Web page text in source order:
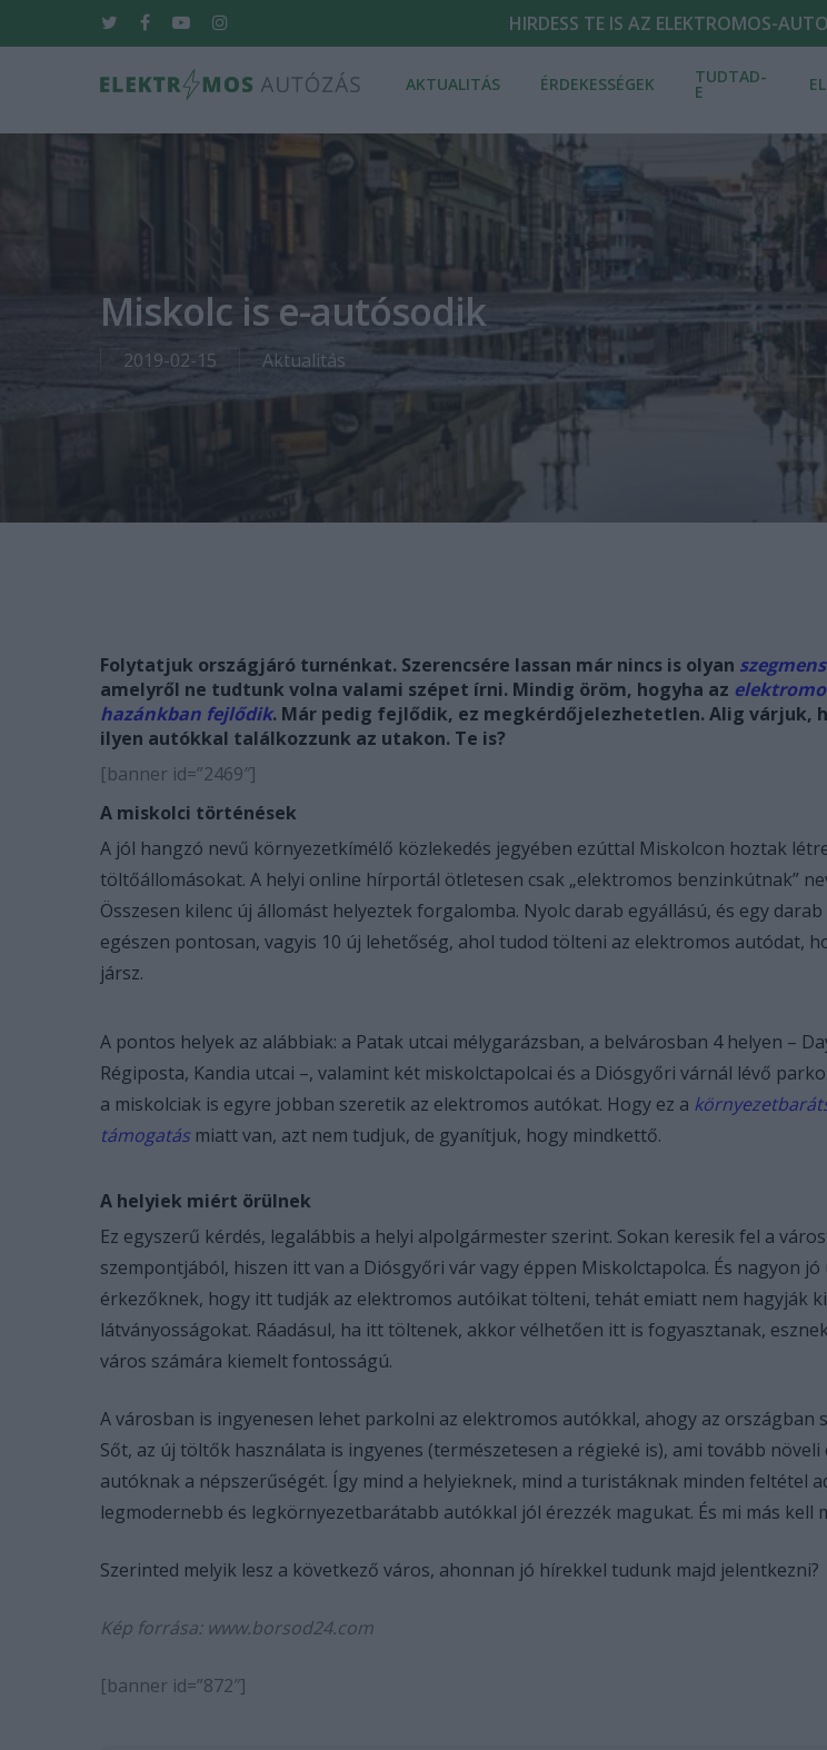
to
twitter facebookyoutubeinstagram HIRDESS TE IS AZ ELEKTROMOS-
Hit enter to search or ESC to close
AKTUALITÁS ÉRDEKESSÉGEK TUDTAD-
E
Miskolc is e-autósodik
2019-02-15 Aktualitás
Folytatjuk országjáró turnénkat. Szerencsére lassan már nincs is olyan
amelyről ne tudtunk volna valami szépet írni. Mindig öröm, hogyha az
hazánkban fejlődik. Már pedig fejlődik, ez megkérdőjelezhetetlen. Alig várjuk,
ilyen autókkal találkozzunk az utakon. Te is?
[banner id=”2469″]
A miskolci történések
A jól hangzó nevű környezetkímélő közlekedés jegyében ezúttal Miskolcon hoztak
töltőállomásokat. A helyi online hírportál ötletesen csak „elektromos benzinkútnak”
Összesen kilenc új állomást helyeztek forgalomba. Nyolc darab egyállású, és egy
egészen pontosan, vagyis 10 új lehetőség, ahol tudod tölteni az elektromos autódat,
jársz.
A pontos helyek az alábbiak: a Patak utcai mélygarázsban, a belvárosban 4 helyen –
Régiposta, Kandia utcai –, valamint két miskolctapolcai és a Diósgyőri várnál lévő
a miskolciak is egyre jobban szeretik az elektromos autókat. Hogy ez a
támogatás miatt van, azt nem tudjuk, de gyanítjuk, hogy mindkettő.
A helyiek miért örülnek
Ez egyszerű kérdés, legalábbis a helyi alpolgármester szerint. Sokan keresik fel a
szempontjából, hiszen itt van a Diósgyőri vár vagy éppen Miskolctapolca. És nagyon jó
érkezőknek, hogy itt tudják az elektromos autóikat tölteni, tehát emiatt nem hagyják
látványosságokat. Ráadásul, ha itt töltenek, akkor vélhetően itt is fogyasztanak,
város számára kiemelt fontosságú.
A városban is ingyenesen lehet parkolni az elektromos autókkal, ahogy az országban
Sőt, az új töltők használata is ingyenes (természetesen a régieké is), ami tovább növeli
autóknak a népszerűségét. Így mind a helyieknek, mind a turistáknak minden feltétel
legmodernebb és legkörnyezetbarátabb autókkal jól érezzék magukat. És mi más kell
Szerinted melyik lesz a következő város, ahonnan jó hírekkel tudunk majd jelentkezni?
Kép forrása: www.borsod24.com
[banner id=”872″]